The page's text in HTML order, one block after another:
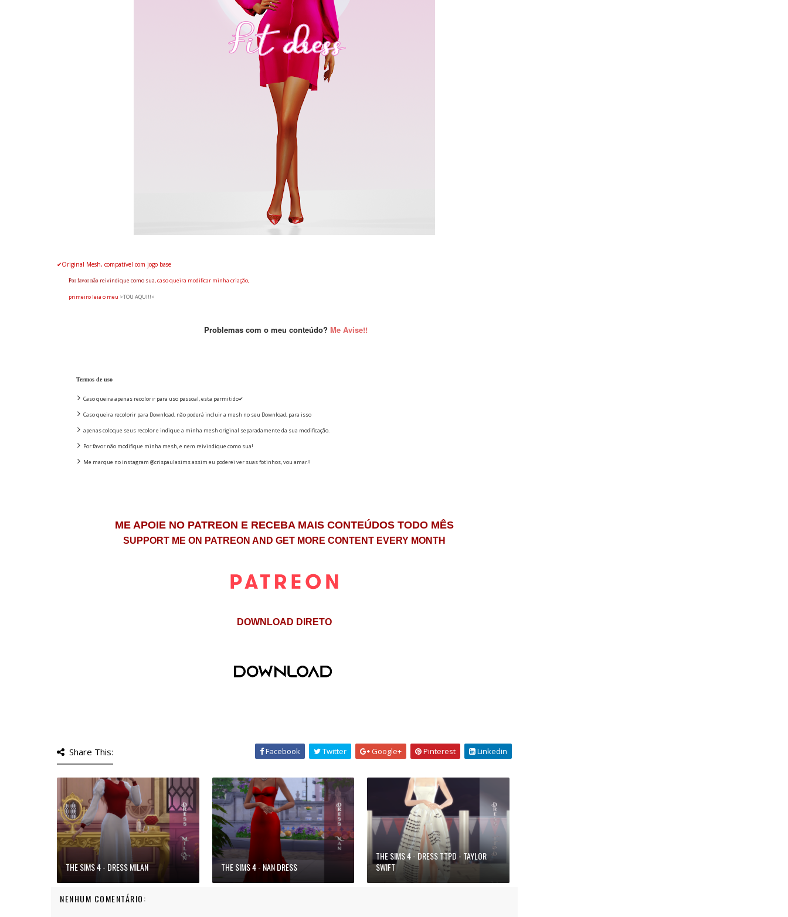
✔Original Mesh, compatível com jogo base
Por favor não reivindiquecomo sua,caso queira modificar minha criação,
primeiro leia o meu >TOU AQUI!!<
Problemas com o meu conteúdo?Me Avise!!
Termos de uso
Caso queira apenas recolorir para uso pessoal, esta permitido✔
Caso queira recolorir para Download, não poderá incluir a mesh no seu Download, para isso
apenas coloque seus recolor e indique a minha mesh original separadamente da sua modificação.
Por favor não modifique minha mesh, e nem reivindique como sua!
Me marque no instagram @crispaulasims assim eu poderei ver suas fotinhos, vou amar!!
ME APOIE NO PATREON E RECEBA MAIS CONTEÚDOS TODO MÊS
SUPPORT ME ON PATREON AND GET MORE CONTENT EVERY MONTH
DOWNLOAD DIRETO
Share This: Facebook Twitter Google+ Pinterest Linkedin
THE SIMS 4 - DRESS MILAN THE SIMS 4 - NAN DRESS
THE SIMS 4 - DRESS TTPD - TAYLOR
SWIFT
NENHUM COMENTÁRIO: